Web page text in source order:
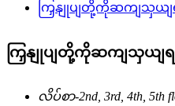
ကြှနျုပျတို့ကိုဆကျသှယျ
ကြှနျုပျတို့ကိုဆကျသှယျရ
လိပ်စာ-2nd, 3rd, 4th, 5th